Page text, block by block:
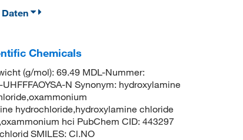
Daten
Chemicals
(g/mol): 69.49 MDL-Nummer:
N Synonym: hydroxylamine
hydrochloride,hydroxylamine chloride
hci PubChem CID: 443297
SMILES: Cl.NO